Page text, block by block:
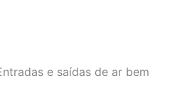
e saídas de ar bem